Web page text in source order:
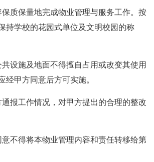
保质保量地完成物业管理与服务工作。按
持学校的花园式单位及文明校园的称
设施及地面不得擅自占用或改变其使用
经甲方同意后方可实施。
报工作情况，对甲方提出的合理的整改
不得将本物业管理内容和责任转移给第